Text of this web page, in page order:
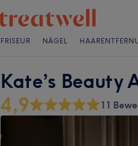
FRISEUR NÄGEL
Kate’s Beauty
4,9 11